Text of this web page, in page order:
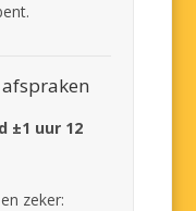
±1 uur 12
zeker: